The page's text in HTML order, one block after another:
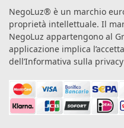
NegoLuz® è un marchio
proprietà intellettuale. Il
NegoLuz appartengono al
applicazione implica
dell’Informativa sulla privacy